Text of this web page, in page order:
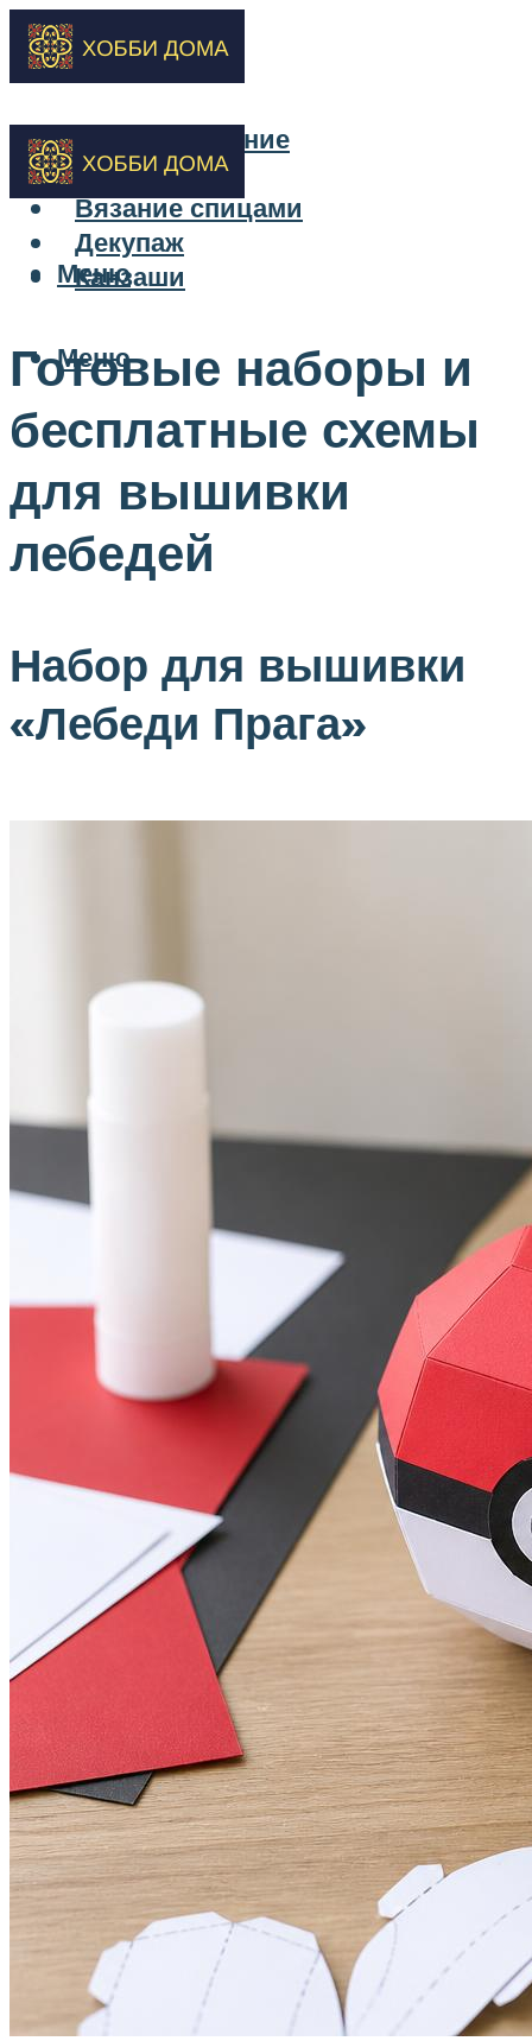
Бисероплетение
Вышивка
Вязание спицами
Декупаж
Канзаши
Меню
Меню
Готовые наборы и
бесплатные схемы
для вышивки
лебедей
Набор для вышивки
«Лебеди Прага»